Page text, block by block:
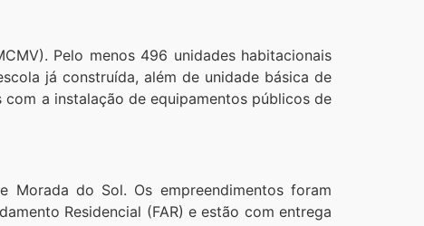
Pelo menos 496 unidades habitacionais
já construída, além de unidade básica de
a instalação de equipamentos públicos de
Morada do Sol. Os empreendimentos foram
Residencial (FAR) e estão com entrega